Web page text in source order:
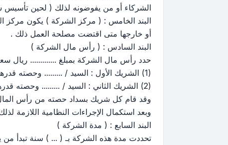
الشركاء أو من يفوضونه لذلك ( لحين
البند الخامس : ( مركز الشركة ) يكون مركز
أو خارجها متى اقتضت مصلحة العمل ذلك .
البند السادس : ( رأس مال الشركة )
حدد رأس مال الشركة بمبلغ ............. ريال
(1) الشريك الأول : السيد / ......... وحصته قدرها ( ...... ) وتعادل نسبة ... %
(2) الشريك الثاني : السيد / ......... وحصته قدرها ( ...... ) وتعادل نسبة ... %
وقد قام كل شريك بسداد حصته من رأس المال
وبعد استكمال الإجراءات النظامية اللازمة
البند السابع : ( مدة الشركة )